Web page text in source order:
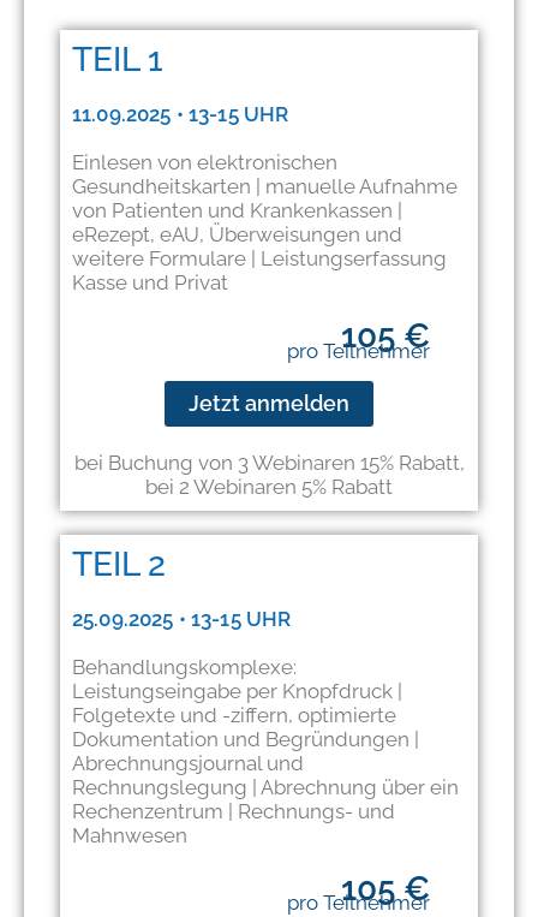
TEIL 1
11.09.2025 • 13-15 UHR
Einlesen von elektronischen
Gesundheitskarten | manuelle Aufnahme
von Patienten und Krankenkassen |
eRezept, eAU, Überweisungen und
weitere Formulare | Leistungserfassung
Kasse und Privat
105 €
pro Teilnehmer
Jetzt anmelden
bei Buchung von 3 Webinaren 15% Rabatt,
bei 2 Webinaren 5% Rabatt​
TEIL 2
25.09.2025 • 13-15 UHR
Behandlungskomplexe:
Leistungseingabe per Knopfdruck |
Folgetexte und -ziffern, optimierte
Dokumentation und Begründungen |
Abrechnungsjournal und
Rechnungslegung | Abrechnung über ein
Rechenzentrum | Rechnungs- und
Mahnwesen
105 €
pro Teilnehmer